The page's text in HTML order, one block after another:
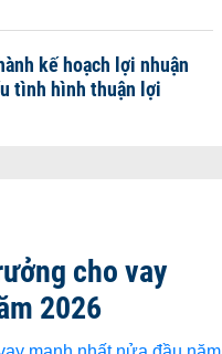
kế hoạch lợi nhuận
tình hình thuận lợi
cho vay
2026